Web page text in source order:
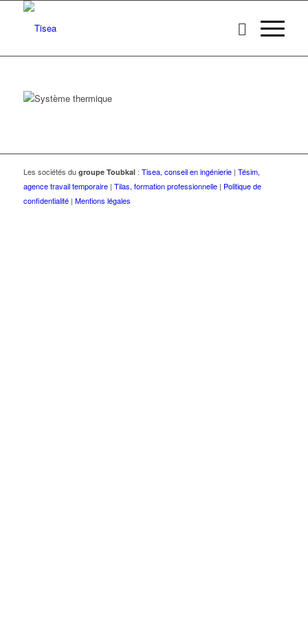
Les sociétés du groupe Toubkal: Tisea, conseil en ingénierie| Tésim,
agence travail temporaire| Tilas, formation professionnelle| Politique de
confidentialité| Mentions légales